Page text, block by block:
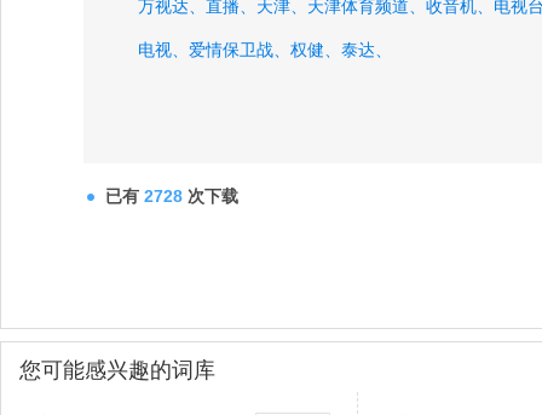
万视达、 直播、 天津、 天津体育频道、 收音机、 电视
电视、 爱情保卫战、 权健、 泰达、
已有 2728 次下载
您可能感兴趣的词库